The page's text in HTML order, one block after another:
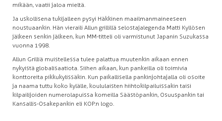
mikään, vaatii jaloa mieltä.
Ja uskollisena tukijalleen pysyi Häkkinen maailmanmaineeseen
noustuaankin. Hän vieraili Allun grillillä selostajalegenda Matti Kyllösen
jälkeen senkin jälkeen, kun MM-titteli oli varmistunut Japanin Suzukassa
vuonna 1998.
Allun Grilliä muistellessa tulee palattua muutenkin aikaan ennen
nykyistä globalisaatiota. Siihen aikaan, kun pankeilla oli toimivia
konttoreita pikkukylissäkin. Kun paikallisella pankinjohtajalla oli osoite
ja naama tuttu koko kylälle, koululaisten hiihtokilpailuissakin taisi
kilpailijoiden numerolapuissa komeilla Säästöpankin, Osuuspankin tai
Kansallis-Osakepankin eli KOP:n logo.